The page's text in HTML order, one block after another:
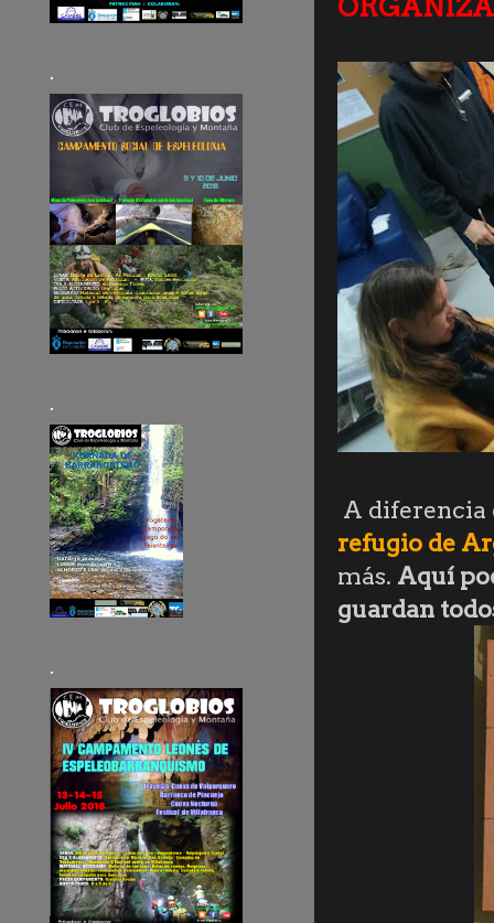
A
refugio de
más. Aquí
guardan
.
.
.